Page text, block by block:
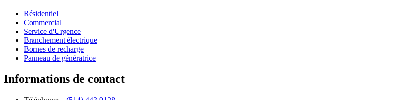
Résidentiel
Commercial
Service d'Urgence
Branchement électrique
Bornes de recharge
Panneau de génératrice
Informations de contact